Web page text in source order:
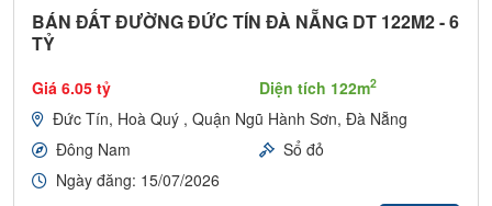
BÁN ĐẤT ĐƯỜNG ĐỨC TÍN ĐÀ NẴNG DT 122M2 - 6
TỶ
Giá 6.05 tỷ Diện tích 122m2
Đức Tín, Hoà Quý , Quận Ngũ Hành Sơn, Đà Nẵng
Đông Nam
Sổ đỏ
Ngày đăng: 15/07/2026